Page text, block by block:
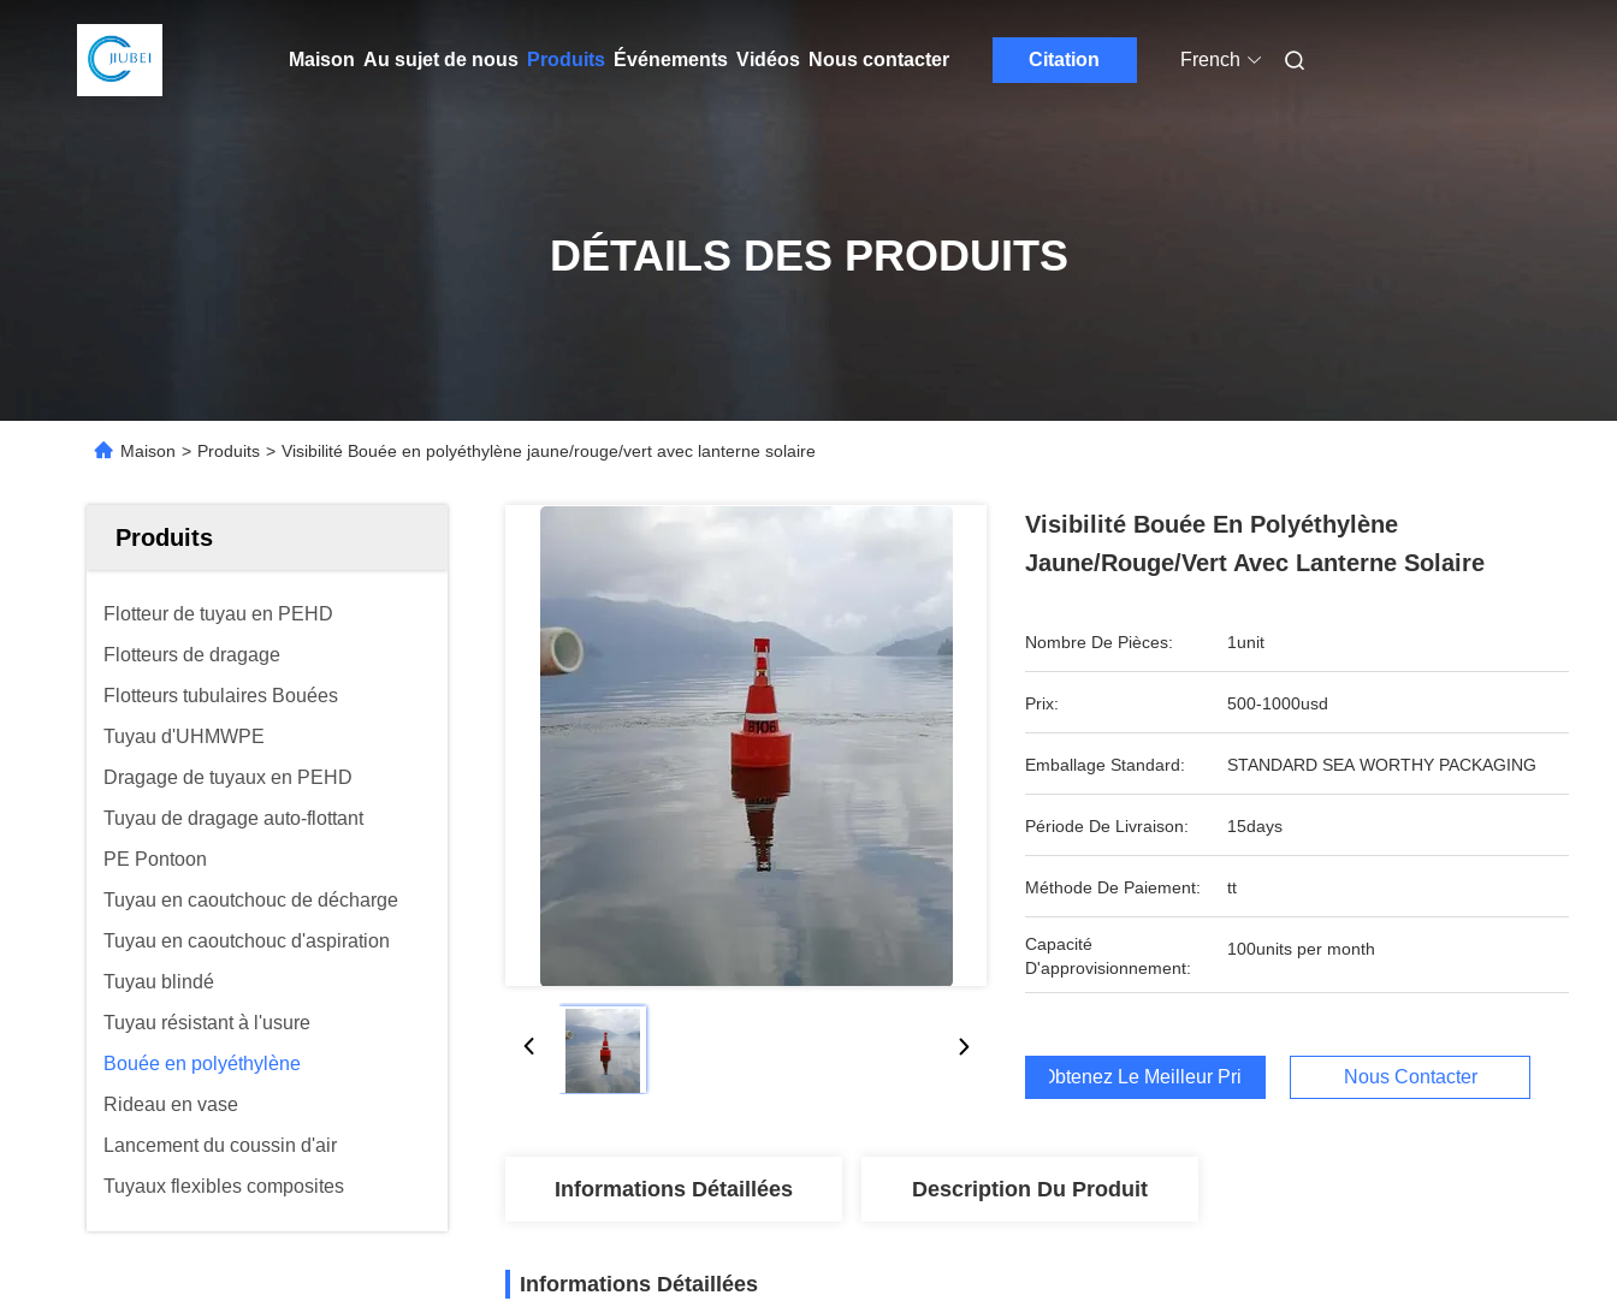
Maison Au sujet de nous Produits Événements Vidéos Nous contacter Citation French
DÉTAILS DES PRODUITS
Maison > Produits > Visibilité Bouée en polyéthylène jaune/rouge/vert avec lanterne solaire
Produits
Flotteur de tuyau en PEHD
Flotteurs de dragage
Flotteurs tubulaires Bouées
Tuyau d'UHMWPE
Dragage de tuyaux en PEHD
Tuyau de dragage auto-flottant
PE Pontoon
Tuyau en caoutchouc de décharge
Tuyau en caoutchouc d'aspiration
Tuyau blindé
Tuyau résistant à l'usure
Bouée en polyéthylène
Rideau en vase
Lancement du coussin d'air
Tuyaux flexibles composites
Visibilité Bouée En Polyéthylène
Jaune/rouge/vert Avec Lanterne Solaire
Nombre De Pièces: 1unit
Prix: 500-1000usd
Emballage Standard: STANDARD SEA WORTHY PACKAGING
Période De Livraison: 15days
Méthode De Paiement: tt
Capacité
D'approvisionnement:
100units per month
Obtenez Le Meilleur Prix Nous Contacter
Informations Détaillées Description Du Produit
Informations Détaillées